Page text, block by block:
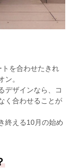
を合わせたきれ
。
デザインなら、コ
く合わせることが
終える10月の始め